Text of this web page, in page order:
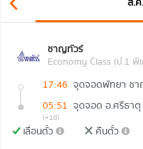
ชาญทัวร์
Economy Class (ป.1 พิ
17:46 จุดจอดพัทยา ชา
05:51 จุดจอด อ.ศรีธาตุ
(+1d)
เลื่อนตั๋ว คืนตั๋ว